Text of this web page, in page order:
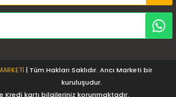
| Tüm Hakları Saklıdır. Arıcı Marketi bir
kuruluşudur.
Kredi kartı bilgileriniz korunmaktadır.